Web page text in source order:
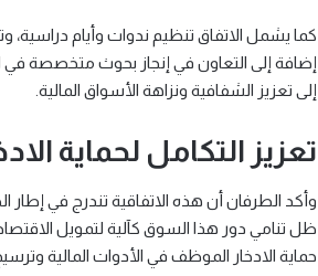
كما يشمل الاتفاق تنظيم ندوات وأيام دراسية،
إضافة إلى التعاون في إنجاز بحوث متخصصة في
إلى تعزيز الشفافية ونزاهة الأسواق المالية.
تعزيز التكامل لحماية
وأكد الطرفان أن هذه الاتفاقية تندرج في
ظل تنامي دور هذا السوق كآلية لتمويل
حماية الادخار الموظف في الأدوات المالية